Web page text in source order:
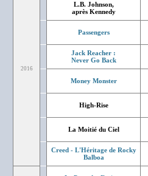
2016
L.B. Johnson,
après Kennedy
Passengers
Jack Reacher :
Never Go Back
Money Monster
High-Rise
La Moitié du Ciel
Creed - L'Héritage de Rocky
Balboa